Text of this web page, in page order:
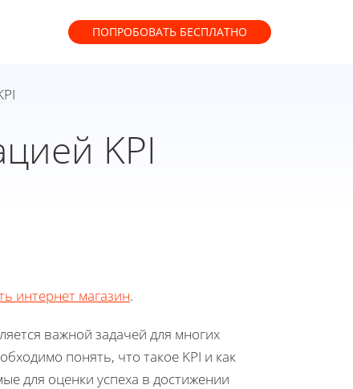
ПОПРОБОВАТЬ БЕСПЛАТНО
KPI
интернет магазин.
важной задачей для многих
понять, что такое KPI и как
для оценки успеха в достижении